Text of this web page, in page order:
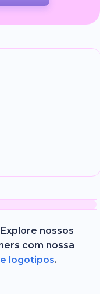
nossos
com nossa
logotipos.